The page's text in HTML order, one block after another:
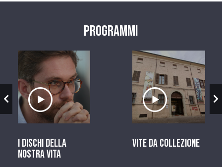
Programmi
Ascolta il servizio
I dischi della
nostra vita
Ascolta il
Vite da Collezione